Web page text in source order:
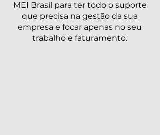
MEI Brasil para ter todo o suporte
que precisa na gestão da sua
empresa e focar apenas no seu
trabalho e faturamento.